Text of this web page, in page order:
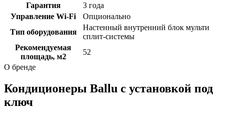
Гарантия
3 года
Управление Wi-Fi
Опционально
Тип оборудования
Настенный внутренний блок мульти
сплит-системы
Рекомендуемая
площадь, м2
52
О бренде
Кондиционеры Ballu с установкой под
ключ